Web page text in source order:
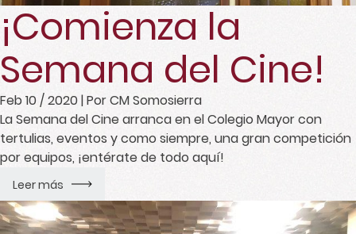
¡Comienza la
Semana del Cine!
Feb 10 / 2020| Por CM Somosierra
La Semana del Cine arranca en el Colegio Mayor con
tertulias, eventos y como siempre, una gran competición
por equipos, ¡entérate de todo aquí!
Leer más